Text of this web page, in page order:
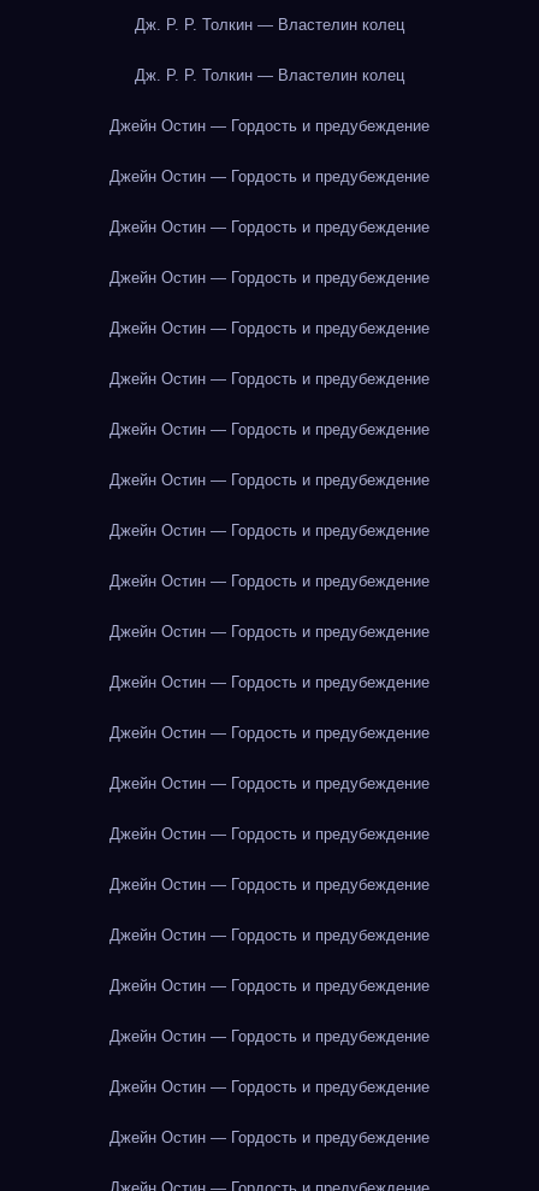
Дж. Р. Р. Толкин — Властелин колец
Дж. Р. Р. Толкин — Властелин колец
Джейн Остин — Гордость и предубеждение
Джейн Остин — Гордость и предубеждение
Джейн Остин — Гордость и предубеждение
Джейн Остин — Гордость и предубеждение
Джейн Остин — Гордость и предубеждение
Джейн Остин — Гордость и предубеждение
Джейн Остин — Гордость и предубеждение
Джейн Остин — Гордость и предубеждение
Джейн Остин — Гордость и предубеждение
Джейн Остин — Гордость и предубеждение
Джейн Остин — Гордость и предубеждение
Джейн Остин — Гордость и предубеждение
Джейн Остин — Гордость и предубеждение
Джейн Остин — Гордость и предубеждение
Джейн Остин — Гордость и предубеждение
Джейн Остин — Гордость и предубеждение
Джейн Остин — Гордость и предубеждение
Джейн Остин — Гордость и предубеждение
Джейн Остин — Гордость и предубеждение
Джейн Остин — Гордость и предубеждение
Джейн Остин — Гордость и предубеждение